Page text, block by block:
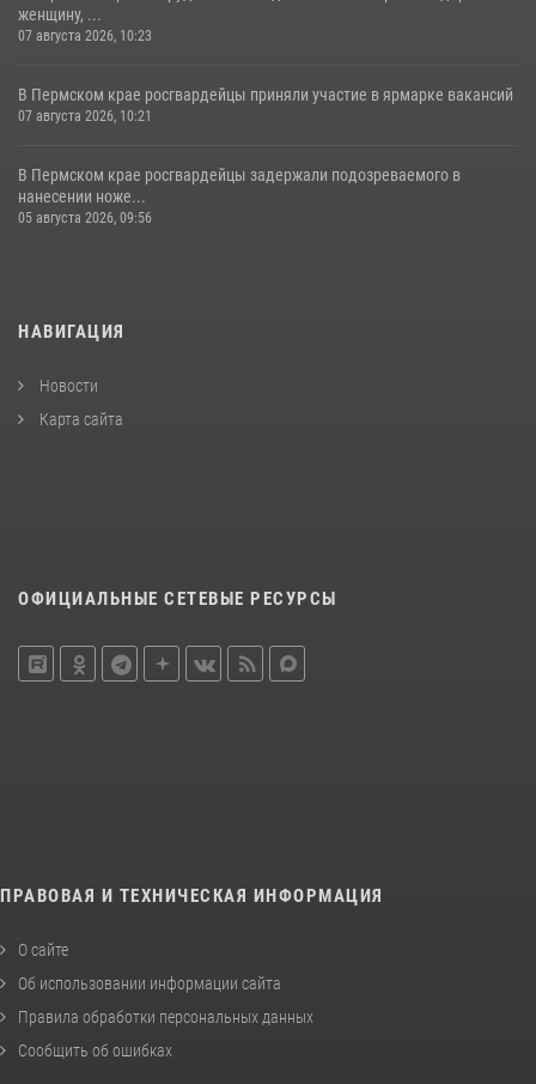
женщину, ...
07 августа 2026, 10:23
В Пермском крае росгвардейцы приняли участие в ярмарке вакансий
07 августа 2026, 10:21
В Пермском крае росгвардейцы задержали подозреваемого в
нанесении ноже...
05 августа 2026, 09:56
НАВИГАЦИЯ
Новости
Карта сайта
ОФИЦИАЛЬНЫЕ СЕТЕВЫЕ РЕСУРСЫ
ПРАВОВАЯ И ТЕХНИЧЕСКАЯ ИНФОРМАЦИЯ
О сайте
Об использовании информации сайта
Правила обработки персональных данных
Сообщить об ошибках